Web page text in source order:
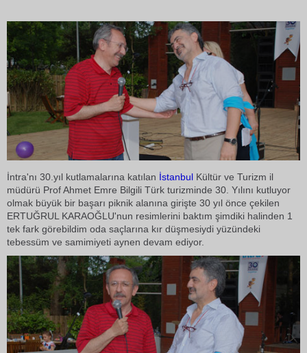
İntra'nı 30.yıl kutlamalarına katılan İstanbul Kültür ve Turizm il
müdürü Prof Ahmet Emre Bilgili Türk turizminde 30. Yılını kutluyor
olmak büyük bir başarı piknik alanına girişte 30 yıl önce çekilen
ERTUĞRUL KARAOĞLU'nun resimlerini baktım şimdiki halinden 1
tek fark görebildim oda saçlarına kır düşmesiydi yüzündeki
tebessüm ve samimiyeti aynen devam ediyor.